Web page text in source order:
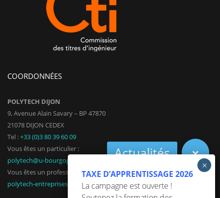
COORDONNÉES
POLYTECH DIJON
9, Avenue Alain Savary – BP 47870
21078 DIJON CEDEX
Tel :+33 (0)3 80 39 60 09
Vous êtes un particulier :
polytech@u-bourgogne.fr
Vous êtes un professionnel :
polytech-entreprises@u-bourgogne.fr
TAXE D’APPRENTISSAGE 2026
La campagne est ouverte !